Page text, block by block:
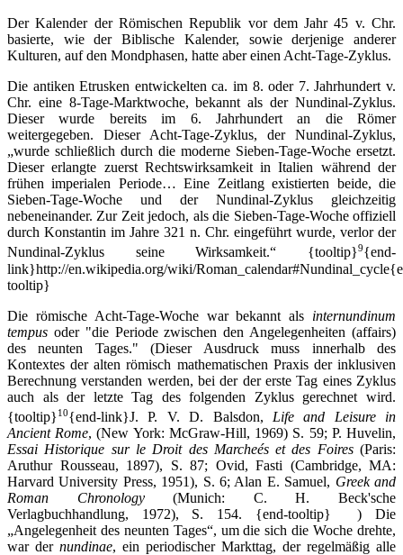
Der Kalender der Römischen Republik vor dem Jahr 45 v. Chr.
basierte, wie der Biblische Kalender, sowie derjenige anderer
Kulturen, auf den Mondphasen, hatte aber einen Acht-Tage-Zyklus.
Die antiken Etrusken entwickelten ca. im 8. oder 7. Jahrhundert v.
Chr. eine 8-Tage-Marktwoche, bekannt als der Nundinal-Zyklus.
Dieser wurde bereits im 6. Jahrhundert an die Römer
weitergegeben. Dieser Acht-Tage-Zyklus, der Nundinal-Zyklus,
„wurde schließlich durch die moderne Sieben-Tage-Woche ersetzt.
Dieser erlangte zuerst Rechtswirksamkeit in Italien während der
frühen imperialen Periode… Eine Zeitlang existierten beide, die
Sieben-Tage-Woche und der Nundinal-Zyklus gleichzeitig
nebeneinander. Zur Zeit jedoch, als die Sieben-Tage-Woche offiziell
durch Konstantin im Jahre 321 n. Chr. eingeführt wurde, verlor der
Nundinal-Zyklus seine Wirksamkeit.“ {tooltip}9{end-
link}http://en.wikipedia.org/wiki/
tooltip}
Die römische Acht-Tage-Woche war bekannt als internundinum
tempus oder "die Periode zwischen den Angelegenheiten (affairs)
des neunten Tages." (Dieser Ausdruck muss innerhalb des
Kontextes der alten römisch mathematischen Praxis der inklusiven
Berechnung verstanden werden, bei der der erste Tag eines Zyklus
auch als der letzte Tag des folgenden Zyklus gerechnet wird.
{tooltip}10{end-link}J. P. V. D. Balsdon, Life and Leisure in
Ancient Rome, (New York: McGraw-Hill, 1969) S. 59; P. Huvelin,
Essai Historique sur le Droit des Marcheés et des Foires(Paris:
Aruthur Rousseau, 1897), S. 87; Ovid, Fasti (Cambridge, MA:
Harvard University Press, 1951), S. 6; Alan E. Samuel, Greek and
Roman Chronology(Munich: C. H. Beck'sche
Verlagbuchhandlung, 1972), S. 154. {end-tooltip} ) Die
„Angelegenheit des neunten Tages“, um die sich die Woche drehte,
war der nundinae, ein periodischer Markttag, der regelmäßig alle